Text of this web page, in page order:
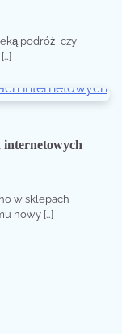
podróż, czy
internetowych
w sklepach
nowy […]